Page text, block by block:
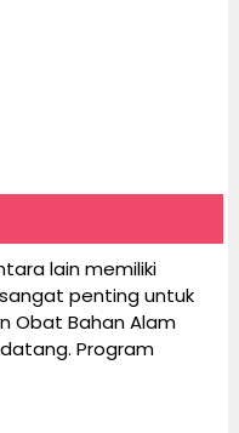
lain memiliki
penting untuk
Obat Bahan Alam
Program